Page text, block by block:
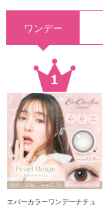
ワンデー
エバーカラーワンデーナチュ